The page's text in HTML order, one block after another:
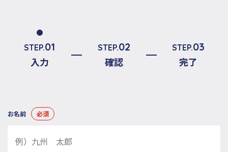
STEP.01
入力
STEP.02
確認
STEP.03
完了
お名前 必須